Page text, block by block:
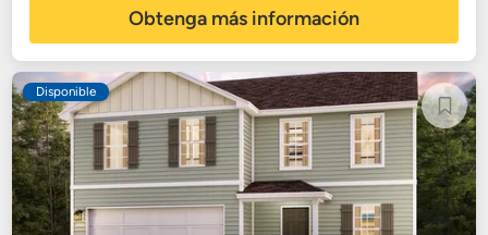
Obtenga más información
Disponible